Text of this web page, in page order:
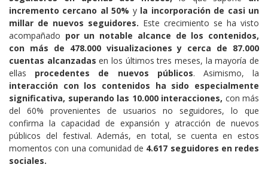
incremento cercano al 50% y la incorporación de casi un
millar de nuevos seguidores. Este crecimiento se ha visto
acompañado por un notable alcance de los contenidos,
con más de 478.000 visualizaciones y cerca de 87.000
cuentas alcanzadas en los últimos tres meses, la mayoría de
ellas procedentes de nuevos públicos. Asimismo, la
interacción con los contenidos ha sido especialmente
significativa, superando las 10.000 interacciones, con más
del 60% provenientes de usuarios no seguidores, lo que
confirma la capacidad de expansión y atracción de nuevos
públicos del festival. Además, en total, se cuenta en estos
momentos con una comunidad de 4.617 seguidores en redes
sociales.